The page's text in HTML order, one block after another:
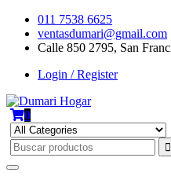
Skip
content
011 7538 6625
ventasdumari@gmail.com
Calle 850 2795, San
Login / Register
0